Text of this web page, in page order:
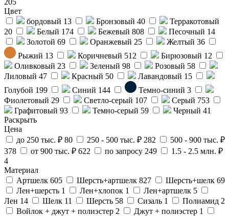
Цвет
бордовый 13 Бронзовый 40
Терракотовый
20
Белый 174 Бежевый 808 Песочный 14
Золотой 69 Оранжевый 25 Желтый 36
Рыжий 13 Коричневый 512 Бирюзовый 12
Оливковый 23 Зеленый 98 Розовый 58
Лиловый 47 Красный 50 Лавандовый 15
Голубой 199 Синий 144 Темно-синий 3
Фиолетовый 29 Светло-серый 107 Серый 753
Графитовый 93 Темно-серый 59 Черный 41
Раскрыть
Цена
до 250 тыс. ₽ 80 250 - 500 тыс. ₽ 282
500 - 900 тыс. ₽
378
от 900 тыс. ₽ 622 по запросу 249
1.5 - 2.5 млн. ₽
4
Материал
Артшелк 605 Шерсть+артшелк 827 Шерсть+шелк 69
Лен+шерсть 1 Лен+хлопок 1 Лен+артшелк 5
Лен 14 Шелк 11 Шерсть 58 Сизаль 1 Полиамид 2
Войлок + джут + полиэстер 2 Джут + полиэстер 1